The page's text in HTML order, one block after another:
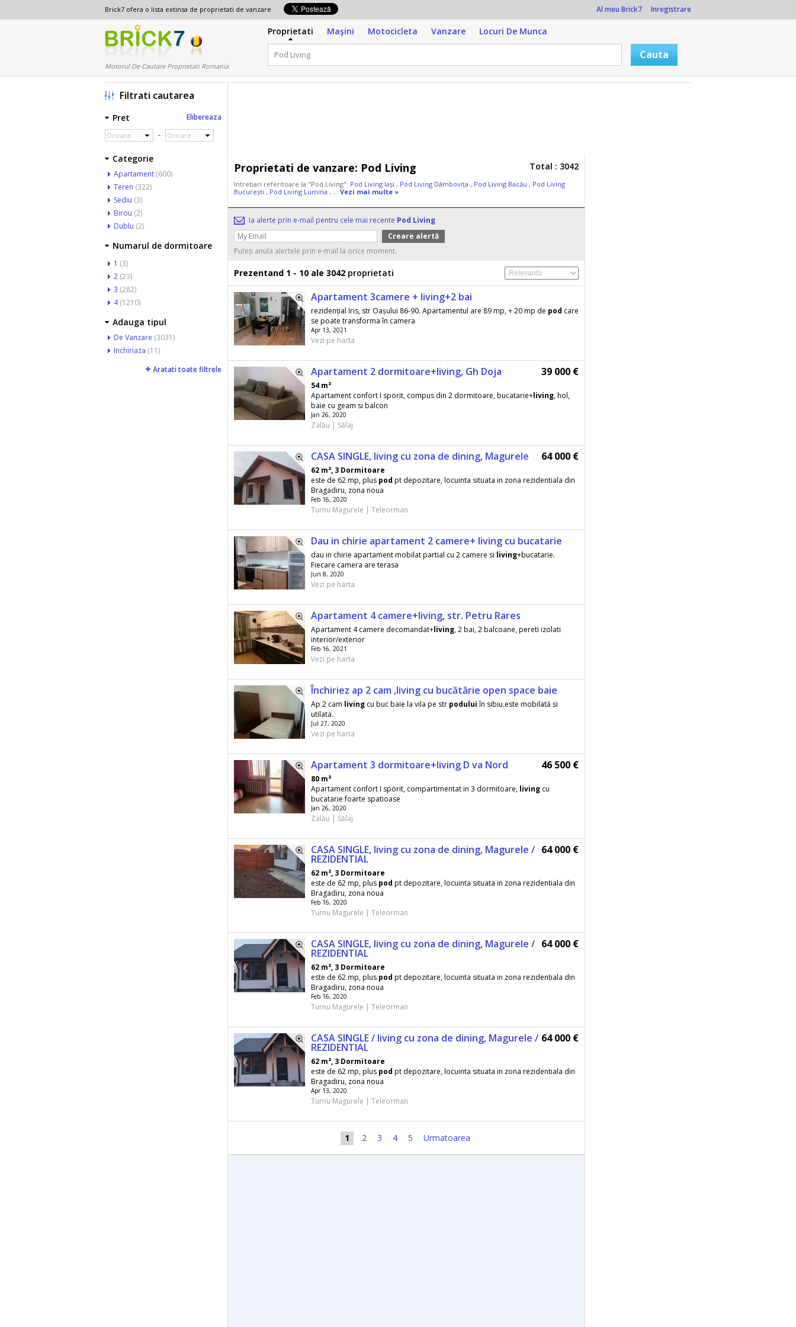
Brick7 ofera o lista extinsa de proprietati de vanzare Al meu Brick7 Inregistrare
Motorul De Cautare Proprietati Romania
Proprietati Maşini Motocicleta Vanzare Locuri De Munca
Proprietati de vanzare: Pod Living Total : 3042
Intrebari referitoare la "Pod Living": Pod Living Iași , Pod Living Dâmbovița , Pod Living Bacău , Pod Living
București , Pod Living Lumina , ... Vezi mai multe »
Ia alerte prin e-mail pentru cele mai recente Pod Living
Puteți anula alertele prin e-mail la orice moment.
Prezentand 1 - 10 ale 3042 proprietati
Apartament 3camere + living+2 bai
rezidențial Iris, str Oașului 86-90. Apartamentul are 89 mp, + 20 mp de pod care
se poate transforma în camera
Apr 13, 2021
Vezi pe harta
Apartament 2 dormitoare+living, Gh Doja 39 000 €
54 m²
Apartament confort I sporit, compus din 2 dormitoare, bucatarie+living, hol,
baie cu geam si balcon
Jan 26, 2020
Zalău | Sălaj
CASA SINGLE, living cu zona de dining, Magurele 64 000 €
62 m², 3 Dormitoare
este de 62 mp, plus pod pt depozitare, locuinta situata in zona rezidentiala din
Bragadiru, zona noua
Feb 16, 2020
Turnu Magurele | Teleorman
Dau in chirie apartament 2 camere+ living cu bucatarie
dau in chirie apartament mobilat partial cu 2 camere si living+bucatarie.
Fiecare camera are terasa
Jun 8, 2020
Vezi pe harta
Apartament 4 camere+living, str. Petru Rares
Apartament 4 camere decomandat+living, 2 bai, 2 balcoane, pereti izolati
interior/exterior
Feb 16, 2021
Vezi pe harta
Închiriez ap 2 cam ,living cu bucătărie open space baie
Ap 2 cam living cu buc baie la vila pe str poduluiîn sibiu.este mobilată si
utilata.
Jul 27, 2020
Vezi pe harta
Apartament 3 dormitoare+living D va Nord 46 500 €
80 m²
Apartament confort I sporit, compartimentat in 3 dormitoare, living cu
bucatarie foarte spatioase
Jan 26, 2020
Zalău | Sălaj
CASA SINGLE, living cu zona de dining, Magurele /
REZIDENTIAL
64 000 €
62 m², 3 Dormitoare
este de 62 mp, plus pod pt depozitare, locuinta situata in zona rezidentiala din
Bragadiru, zona noua
Feb 16, 2020
Turnu Magurele | Teleorman
CASA SINGLE, living cu zona de dining, Magurele /
REZIDENTIAL
64 000 €
62 m², 3 Dormitoare
este de 62 mp, plus pod pt depozitare, locuinta situata in zona rezidentiala din
Bragadiru, zona noua
Feb 16, 2020
Turnu Magurele | Teleorman
CASA SINGLE / living cu zona de dining, Magurele /
REZIDENTIAL
64 000 €
62 m², 3 Dormitoare
este de 62 mp, plus pod pt depozitare, locuinta situata in zona rezidentiala din
Bragadiru, zona noua
Apr 13, 2020
Turnu Magurele | Teleorman
1 2 3 4 5 Urmatoarea
Filtrati cautarea
Pret Elibereaza
Oricare - Oricare
Categorie
Apartament (600)
Teren (322)
Sediu (3)
Birou (2)
Dublu (2)
Numarul de dormitoare
1 (3)
2 (23)
3 (282)
4(1210)
Adauga tipul
De Vanzare (3031)
Inchiriaza (11)
Aratati toate filtrele